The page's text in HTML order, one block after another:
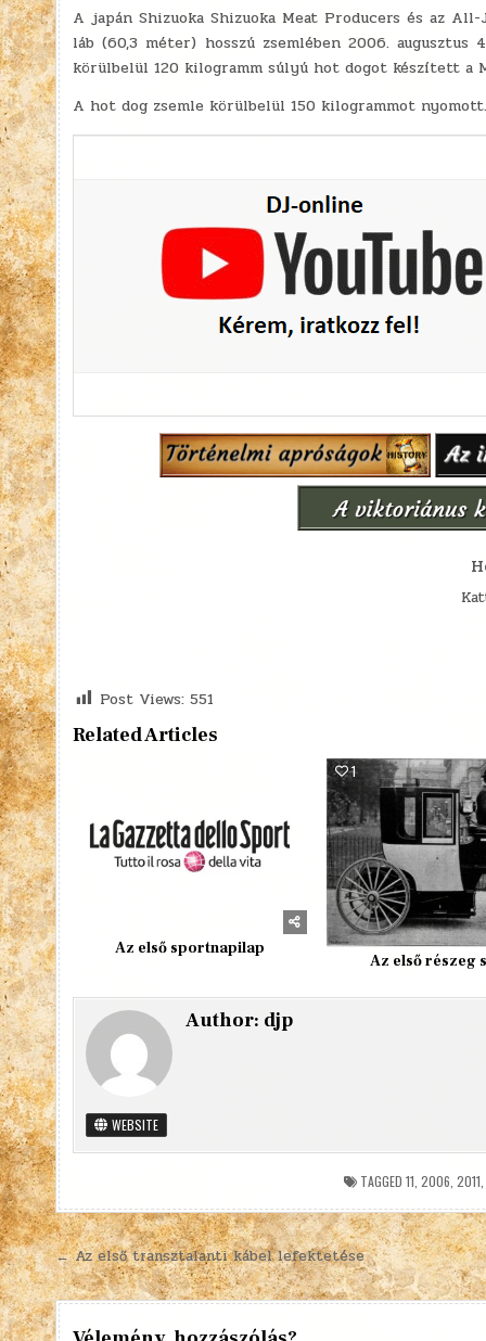
A japán Shizuoka Shizuoka Meat Producers és az
láb (60,3 méter) hosszú zsemlében 2006. augusztus
körülbelül 120 kilogramm súlyú hot dogot készített a
A hot dog zsemle körülbelül 150 kilogrammot nyomott.
Post Views: 551
Related Articles
Az első sportnapilap
1
Az első részeg
Author: djp
WEBSITE
TAGGED11 ,2006 ,2011
Bejegyzés
navigáció
← Az első transztalanti kábel lefektetése